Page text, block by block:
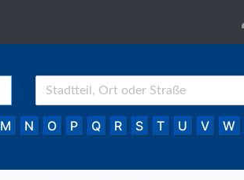
M N O P Q R S T U V W